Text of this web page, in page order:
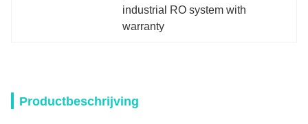
industrial RO system with
warranty
Productbeschrijving